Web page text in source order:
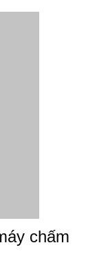
chấm